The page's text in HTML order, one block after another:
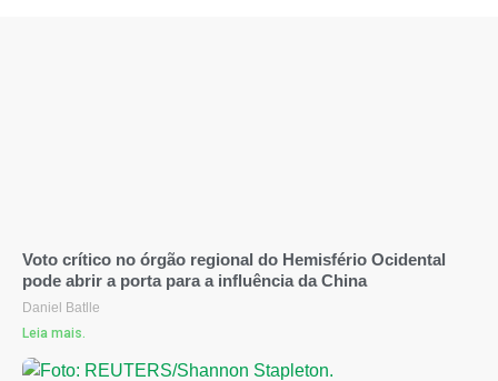
Voto crítico no órgão regional do Hemisfério Ocidental
pode abrir a porta para a influência da China
Daniel Batlle
Leia mais.